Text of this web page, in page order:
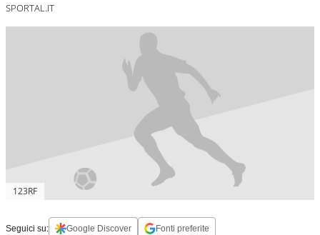
SPORTAL.IT
123RF
Seguici su: Google Discover Fonti preferite